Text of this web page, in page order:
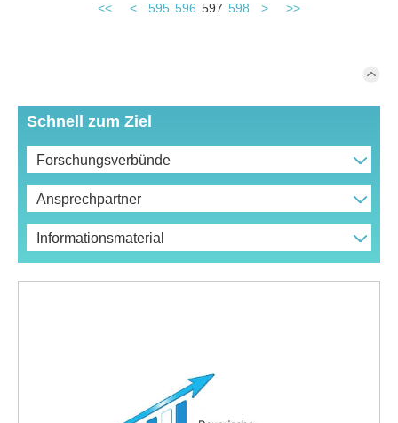
<< < 595 596 597 598 > >>
Schnell zum Ziel
Forschungsverbünde
Ansprechpartner
Informationsmaterial